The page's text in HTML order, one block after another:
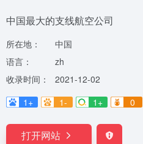
中国最大的支线航空公司
所在地：
中国
语言：
zh
收录时间：
2021-12-02
1+
1- 1+ 0
打开网站